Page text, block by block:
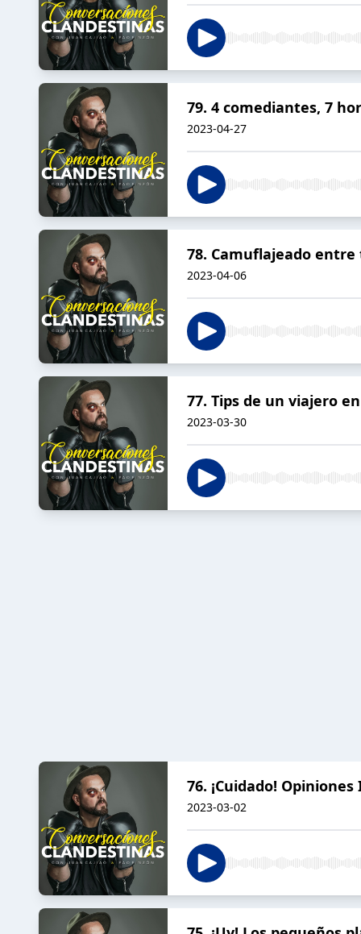
79. 4 comediantes, 7
2023-04-27
78. Camuflajeado entre
2023-04-06
77. Tips de un viajero
2023-03-30
76. ¡Cuidado!
2023-03-02